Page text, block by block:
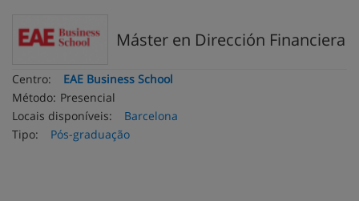
Máster en Dirección Financiera
Centro:
EAE Business School
Método: Presencial
Locais disponíveis:
Barcelona
Tipo:
Pós-graduação